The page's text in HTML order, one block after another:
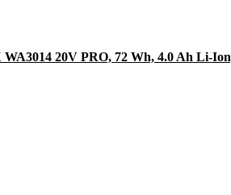
20V PRO, 72 Wh, 4.0 Ah Li-